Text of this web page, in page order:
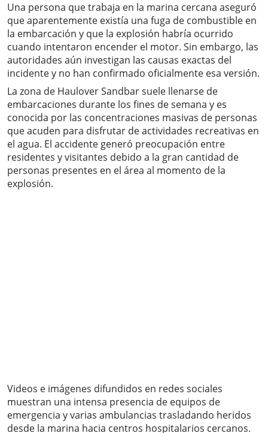
Una persona que trabaja en la marina cercana aseguró
que aparentemente existía una fuga de combustible en
la embarcación y que la explosión habría ocurrido
cuando intentaron encender el motor. Sin embargo, las
autoridades aún investigan las causas exactas del
incidente y no han confirmado oficialmente esa versión.
La zona de Haulover Sandbar suele llenarse de
embarcaciones durante los fines de semana y es
conocida por las concentraciones masivas de personas
que acuden para disfrutar de actividades recreativas en
el agua. El accidente generó preocupación entre
residentes y visitantes debido a la gran cantidad de
personas presentes en el área al momento de la
explosión.
Videos e imágenes difundidos en redes sociales
muestran una intensa presencia de equipos de
emergencia y varias ambulancias trasladando heridos
desde la marina hacia centros hospitalarios cercanos.